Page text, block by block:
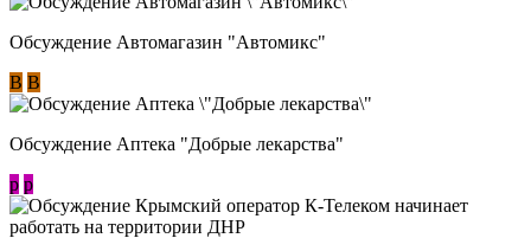
Обсуждение Автомагазин "Автомикс"
В В
Обсуждение Аптека "Добрые лекарства"
p p